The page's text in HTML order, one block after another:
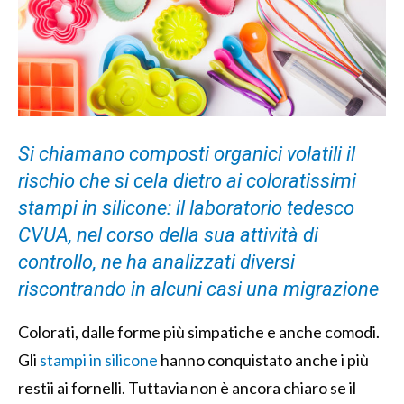
Si chiamano composti organici volatili il
rischio che si cela dietro ai coloratissimi
stampi in silicone: il laboratorio tedesco
CVUA, nel corso della sua attività di
controllo, ne ha analizzati diversi
riscontrando in alcuni casi una migrazione
Colorati, dalle forme più simpatiche e anche comodi.
Gli stampi in silicone hanno conquistato anche i più
restii ai fornelli. Tuttavia non è ancora chiaro se il